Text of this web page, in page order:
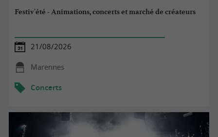
Festiv'été - Animations, concerts et marché de créateurs
21/08/2026
Marennes
Concerts